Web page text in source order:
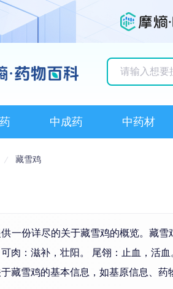
中成药 中药材
藏雪鸡
一份详尽的关于藏雪鸡的概览。藏
肉：滋补，壮阳。 尾翎： 止血 ，活
藏雪鸡的基本信息，如基原信息、